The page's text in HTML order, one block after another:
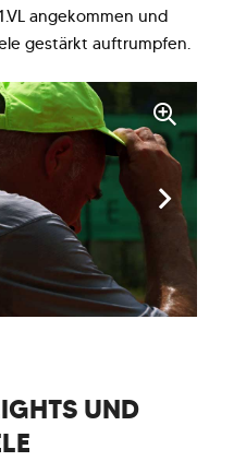
angekommen und
gestärkt auftrumpfen.
UND